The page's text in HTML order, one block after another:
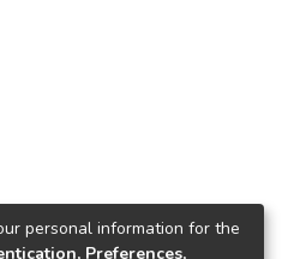
personal information for the
Preferences,